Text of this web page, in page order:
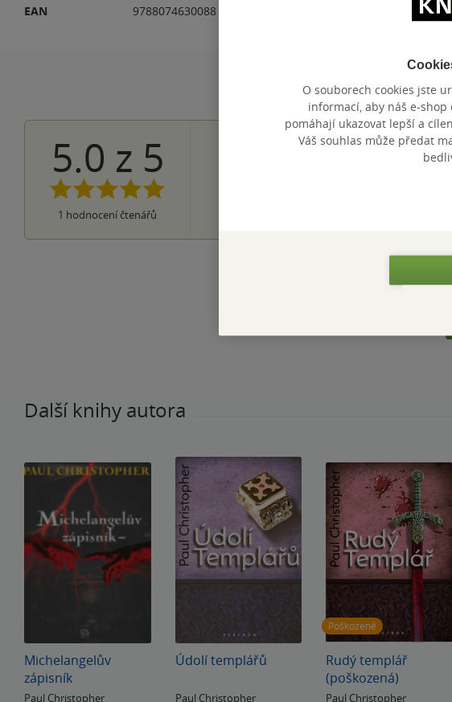
EAN
9788074630088
5.0 z 5
1 hodnocení čtenářů
Další knihy autora
Michelangelův
zápisník
Paul Christopher
Údolí templářů
Paul Christopher
Poškozené
Rudý templář
(poškozená)
Paul Christopher
O souborech cookies jste
informací, aby náš e-
pomáhají ukazovat lepší a
Váš souhlas může předat